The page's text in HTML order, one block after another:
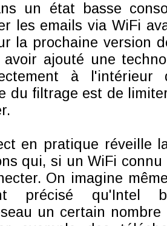
un état basse
les emails via WiFi
la prochaine version
avoir ajouté une
à l'intérieur
du filtrage est de
en pratique réveille
qui, si un WiFi
On imagine
précisé qu'Intel
un certain